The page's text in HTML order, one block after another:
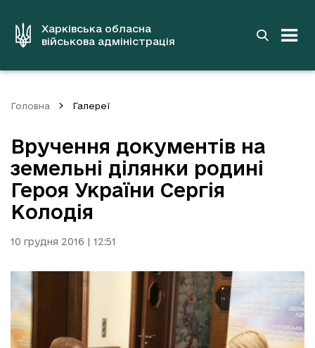
вмістуХарківська обласна
військова адміністрація
Головна Галереї
Вручення документів на
земельні ділянки родині
Героя України Сергія
Колодія
10 грудня 2016 | 12:51